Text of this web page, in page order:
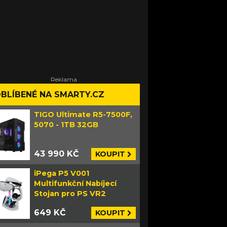
NA SMARTY.CZ
TIGO Ultimate R5-7500F,
5070 - 1TB 32GB
43 990 KČ KOUPIT
iPega P5 V001
Multifunkční Nabíjecí
Stojan pro PS VR2
649 KČ KOUPIT